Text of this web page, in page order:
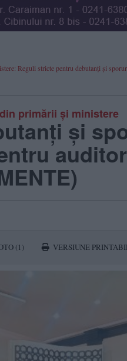
Reguli stricte pentru debutanți și
primării și ministere
și
(1) VERSIUNE